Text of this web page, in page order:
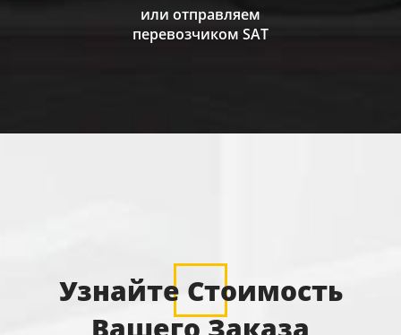
или отправляем
перевозчиком SAT
Узнайте Стоимость